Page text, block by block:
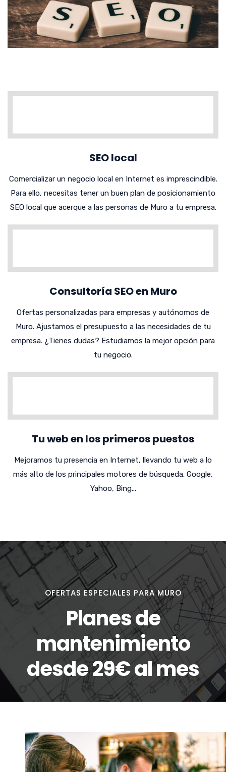
SEO local
Comercializar un negocio local en Internet es imprescindible.
Para ello, necesitas tener un buen plan de posicionamiento
SEO local que acerque a las personas de Muro a tu empresa.
Consultoría SEO en Muro
Ofertas personalizadas para empresas y autónomos de
Muro. Ajustamos el presupuesto a las necesidades de tu
empresa. ¿Tienes dudas? Estudiamos la mejor opción para
tu negocio.
Tu web en los primeros puestos
Mejoramos tu presencia en Internet, llevando tu web a lo
más alto de los principales motores de búsqueda. Google,
Yahoo, Bing...
OFERTAS ESPECIALES PARA MURO
Planes de
mantenimiento
desde 29€ al mes